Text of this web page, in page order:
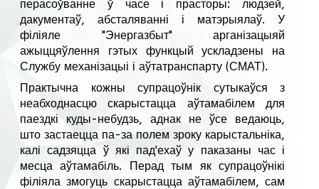
перасоўванне ў часе і прасторы: людзей,
дакументаў, абсталяванні і матэрыялаў. У
філіяле "Энергазбыт" арганізацыяй
ажыццяўлення гэтых функцый ускладзены на
Службу механізацыі і аўтатранспарту (СМАТ).
Практычна кожны супрацоўнік сутыкаўся з
неабходнасцю скарыстацца аўтамабілем для
паездкі куды-небудзь, аднак не ўсе ведаюць,
што застаецца па-за полем зроку карыстальніка,
калі садзяцца ў які пад'ехаў у паказаны час і
месца аўтамабіль. Перад тым як супрацоўнікі
філіяла змогуць скарыстацца аўтамабілем, сам